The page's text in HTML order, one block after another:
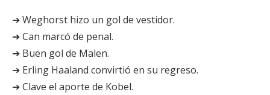
➔ Weghorst hizo un gol de vestidor.
➔ Can marcó de penal.
➔ Buen gol de Malen.
➔ Erling Haaland convirtió en su regreso.
➔ Clave el aporte de Kobel.